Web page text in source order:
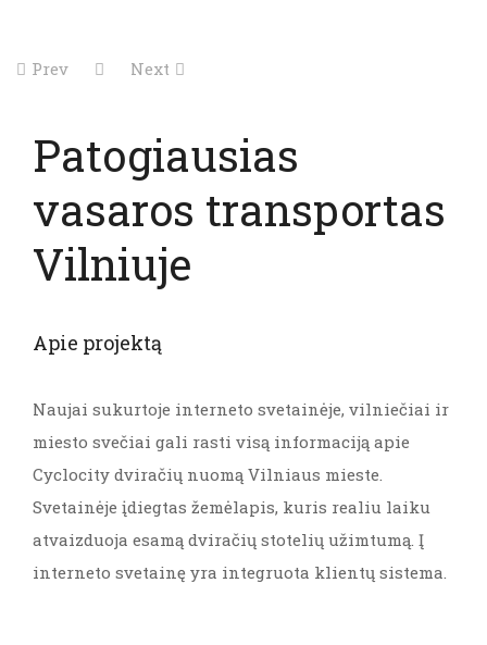
Prev Next
Patogiausias
vasaros transportas
Vilniuje
Apie projektą
Naujai sukurtoje interneto svetainėje, vilniečiai ir
miesto svečiai gali rasti visą informaciją apie
Cyclocity dviračių nuomą Vilniaus mieste.
Svetainėje įdiegtas žemėlapis, kuris realiu laiku
atvaizduoja esamą dviračių stotelių užimtumą. Į
interneto svetainę yra integruota klientų sistema.